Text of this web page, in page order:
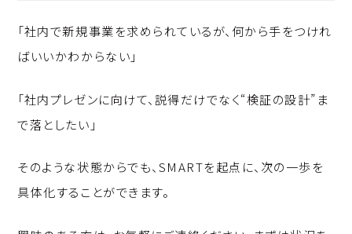
「社内で新規事業を求められているが、何から手をつけれ
ばいいかわからない」
「社内プレゼンに向けて、説得だけでなく“検証の設計”ま
で落としたい」
そのような状態からでも、SMARTを起点に、次の一歩を
具体化することができます。